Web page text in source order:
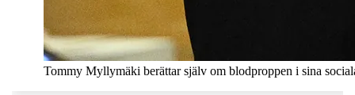
Tommy Myllymäki berättar själv om blodproppen i sina